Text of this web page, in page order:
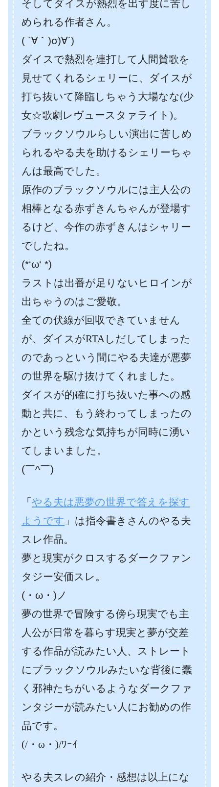
そしてダイスが熱烈を出す度に苦し
められる作者さん。
( ´∀｀)σ)∀`)
ダイスで熱烈を連打して人間賛歌を
見せてくれるシェリーに、ダイスが
打ち抜いて降臨しちゃう大場なな(少
女☆歌劇レヴュースタァライト)。
ブラックソウルらしい演出に苦しめ
られるやる夫を助けるシェリーちゃ
んは最高でした。
原作のブラックソウルには主人公の
相棒となる赤ずきんちゃんが登場す
るけど、今作の赤ずきんはシャリー
でしたね。
(*‘ω‘ *)
ラストは出番が足りないヒロインが
出ちゃうのはご愛敬。
全ての伏線が回収できていません
が、ダイスがRTAしだしてしまった
のであっという間にやる夫達が悪夢
の世界を駆け抜けてくれました。
ダイスが的確に打ち抜いた事への感
動と共に、もう終わってしまったの
かという残念な気持ちが同時に湧い
てしまいました。
(￣^￣)ゞ
「 やる夫は悪夢の世界で答えを探す
ようです 」は指令書きさんのやる夫
スレ作品。
夢と現実がクロスするダークファン
タジー安価スレ。
(・ω・)ノ
夢の世界で冒険する傍ら現実でも主
人公が日常を暮らす現実と夢が交差
する作品が読みたい人、ストレート
にブラックソウルみたいな背後に蠢
く邪神たちがいるようなダークファ
ンタジーが読みたい人にお勧めの作
品です。
(/・ω・)/ﾜｰｲ
やる夫スレの紹介・感想は以上にな